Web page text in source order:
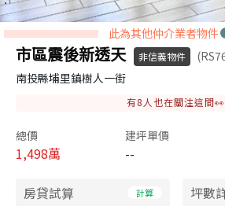
此為其他仲介業者物件
市區震後新透天 非信義物件
南投縣埔里鎮樹人一街
有8 人也在關注這間👀
總價
1,498萬
建坪單價
--
房貸試算 計算 坪數